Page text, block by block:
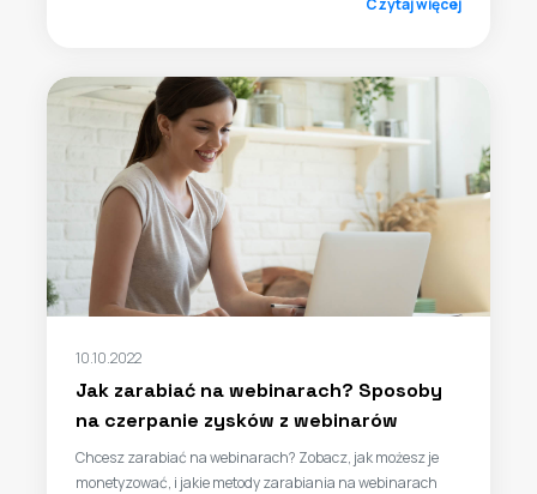
Czytaj więcej
10.10.2022
Jak zarabiać na webinarach? Sposoby
na czerpanie zysków z webinarów
Chcesz zarabiać na webinarach? Zobacz, jak możesz je
monetyzować, i jakie metody zarabiania na webinarach